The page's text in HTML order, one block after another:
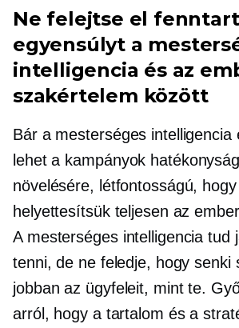
Ne felejtse el
egyensúlyt a
intelligencia és az
szakértelem között
Bár a mesterséges intelligencia
lehet a kampányok
növelésére, létfontosságú,
helyettesítsük teljesen az
A mesterséges intelligencia tud
tenni, de ne feledje, hogy senki
jobban az ügyfeleit, mint te.
arról, hogy a tartalom és a